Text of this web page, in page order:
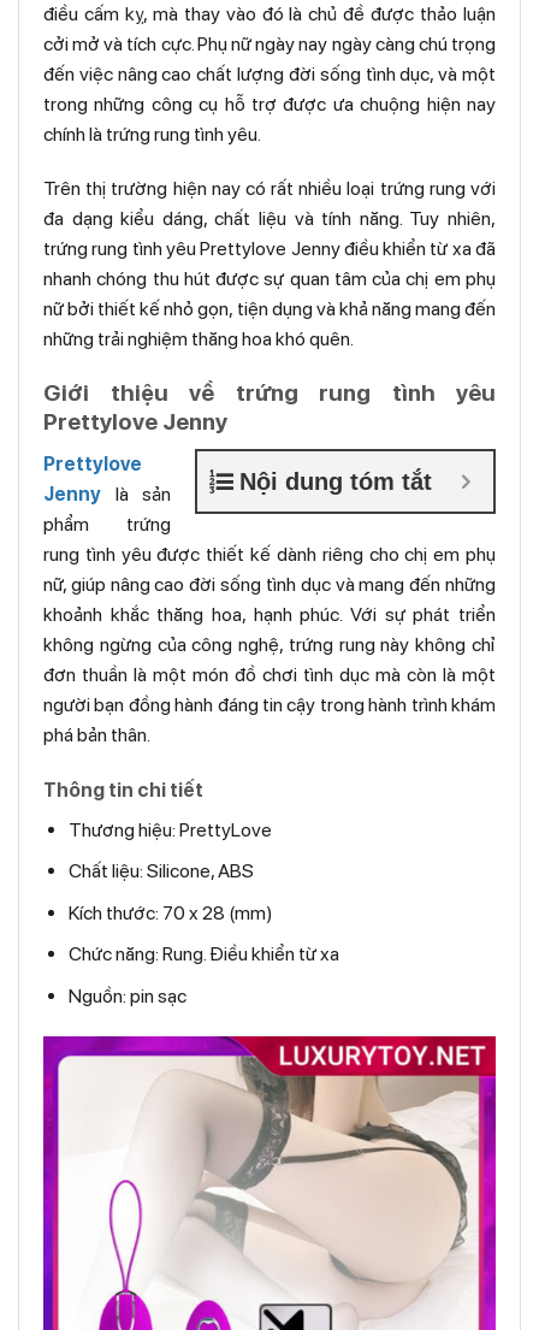
điều cấm kỵ, mà thay vào đó là chủ đề được thảo luận
cởi mở và tích cực. Phụ nữ ngày nay ngày càng chú trọng
đến việc nâng cao chất lượng đời sống tình dục, và một
trong những công cụ hỗ trợ được ưa chuộng hiện nay
chính là trứng rung tình yêu.
Trên thị trường hiện nay có rất nhiều loại trứng rung với
đa dạng kiểu dáng, chất liệu và tính năng. Tuy nhiên,
trứng rung tình yêu Prettylove Jenny điều khiển từ xa đã
nhanh chóng thu hút được sự quan tâm của chị em phụ
nữ bởi thiết kế nhỏ gọn, tiện dụng và khả năng mang đến
những trải nghiệm thăng hoa khó quên.
Giới thiệu về trứng rung tình yêu
Prettylove Jenny
Nội dung tóm tắt
Prettylove
Jenny là sản
phẩm trứng
rung tình yêu được thiết kế dành riêng cho chị em phụ
nữ, giúp nâng cao đời sống tình dục và mang đến những
khoảnh khắc thăng hoa, hạnh phúc. Với sự phát triển
không ngừng của công nghệ, trứng rung này không chỉ
đơn thuần là một món đồ chơi tình dục mà còn là một
người bạn đồng hành đáng tin cậy trong hành trình khám
phá bản thân.
Thông tin chi tiết
Thương hiệu: PrettyLove
Chất liệu: Silicone, ABS
Kích thước: 70 x 28 (mm)
Chức năng: Rung. Điều khiển từ xa
Nguồn: pin sạc